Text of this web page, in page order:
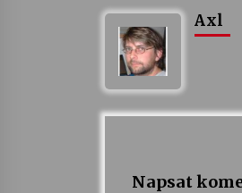
Axl
Napsat